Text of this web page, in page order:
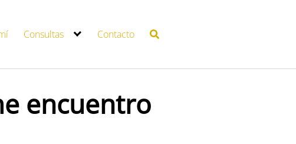
Consultas Contacto
encuentro